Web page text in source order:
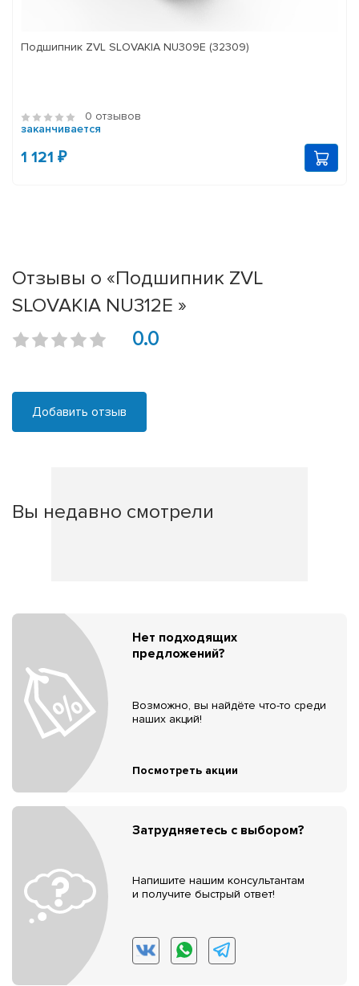
Подшипник ZVL SLOVAKIA NU309E (32309)
0 отзывов
заканчивается
1 121 ₽
Отзывы о «Подшипник ZVL
SLOVAKIA NU312E »
0.0
Добавить отзыв
Вы недавно смотрели
Нет подходящих
предложений?
Возможно, вы найдёте что-то среди
наших акций!
Посмотреть акции
Затрудняетесь с выбором?
Напишите нашим консультантам
и получите быстрый ответ!